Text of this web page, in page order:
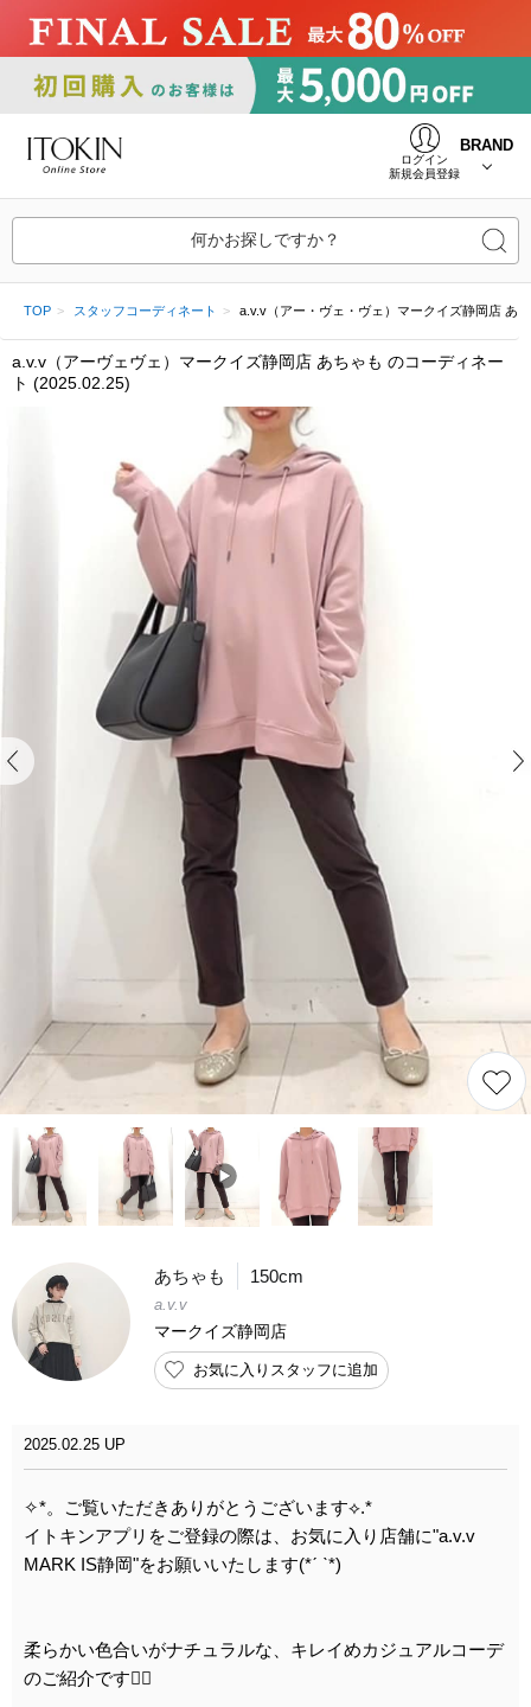
ログイン
新規会員登録
BRAND
何かお探しですか？
TOP スタッフコーディネート a.v.v（アー・ヴェ・ヴェ）マークイズ静岡店 あ
a.v.v（アーヴェヴェ）マークイズ静岡店 あちゃも のコーディネー
ト (2025.02.25)
あちゃも 150cm
a.v.v
マークイズ静岡店
お気に入りスタッフに追加
2025.02.25 UP
✧︎*。ご覧いただきありがとうございます⟡.*
イトキンアプリをご登録の際は、お気に入り店舗に"a.v.v
MARK IS静岡"をお願いいたします(*ˊ ˋ*)
柔らかい色合いがナチュラルな、キレイめカジュアルコーデ
のご紹介です❁⃘